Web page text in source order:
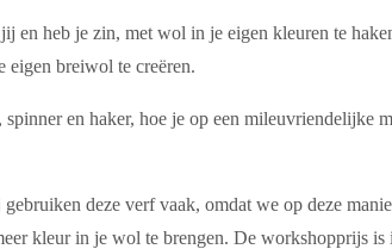
heb je zin, met wol in je eigen kleuren te
eigen breiwol te creëren.
en haker, hoe je op een
deze verf vaak, omdat we op deze
kleur in je wol te brengen. De workshopprijs